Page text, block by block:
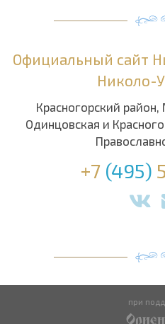
Официальный сайт
Николо-
Красногорский
Одинцовская и
+7 (495)
при